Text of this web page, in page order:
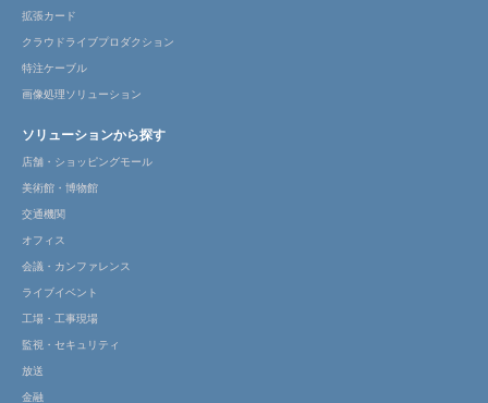
拡張カード
クラウドライブプロダクション
特注ケーブル
画像処理ソリューション
ソリューションから探す
店舗・ショッピングモール
美術館・博物館
交通機関
オフィス
会議・カンファレンス
ライブイベント
工場・工事現場
監視・セキュリティ
放送
金融